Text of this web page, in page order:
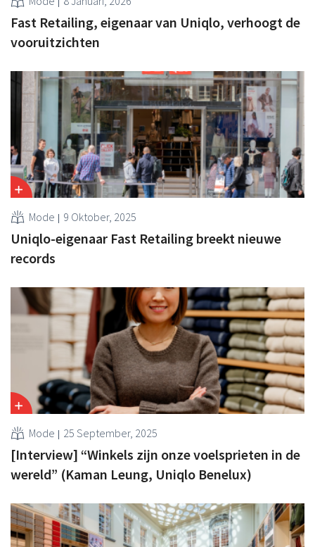
Fast Retailing, eigenaar van Uniqlo, verhoogt de
vooruitzichten
Mode 9 Oktober, 2025
Uniqlo-eigenaar Fast Retailing breekt nieuwe
records
Mode 25 September, 2025
[Interview] “Winkels zijn onze voelsprieten in de
wereld” (Kaman Leung, Uniqlo Benelux)